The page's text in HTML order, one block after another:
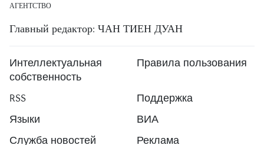
АГЕНТСТВО
Главный редактор: ЧАН ТИЕН ДУАН
Интеллектуальная
собственность
Правила пользования
RSS
Поддержка
Языки
ВИА
Служба новостей
Реклама